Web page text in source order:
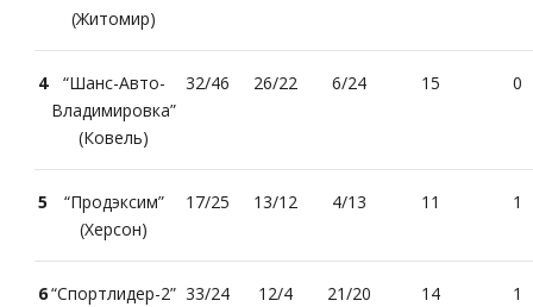
(Житомир)
4
“Шанс-Авто-
Владимировка”
(Ковель)
32/46 26/22 6/24 15 0
5
“Продэксим”
(Херсон)
17/25 13/12 4/13 11 1
6“Спортлидер-2” 33/24 12/4 21/20 14 1